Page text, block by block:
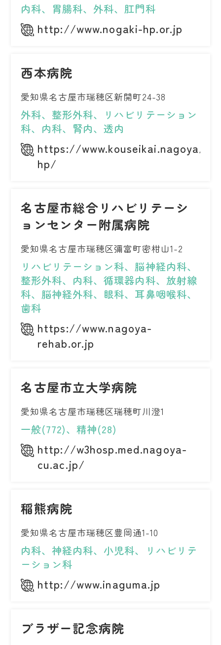
内科、胃腸科、外科、肛門科
http://www.nogaki-hp.or.jp
西本病院
愛知県名古屋市瑞穂区新開町24-38
外科、整形外科、リハビリテーション
科、内科、腎内、透内
https://www.kouseikai.nagoya/
hp/
名古屋市総合リハビリテーシ
ョンセンター附属病院
愛知県名古屋市瑞穂区彌富町密柑山1-2
リハビリテーション科、脳神経内科、
整形外科、内科、循環器内科、放射線
科、脳神経外科、眼科、耳鼻咽喉科、
歯科
https://www.nagoya-
rehab.or.jp
名古屋市立大学病院
愛知県名古屋市瑞穂区瑞穂町川澄1
一般(772)、精神(28)
http://w3hosp.med.nagoya-
cu.ac.jp/
稲熊病院
愛知県名古屋市瑞穂区豊岡通1-10
内科、神経内科、小児科、リハビリテ
ーション科
http://www.inaguma.jp
ブラザー記念病院